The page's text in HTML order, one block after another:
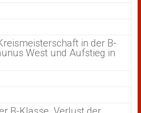
in der B-
West und Aufstieg in